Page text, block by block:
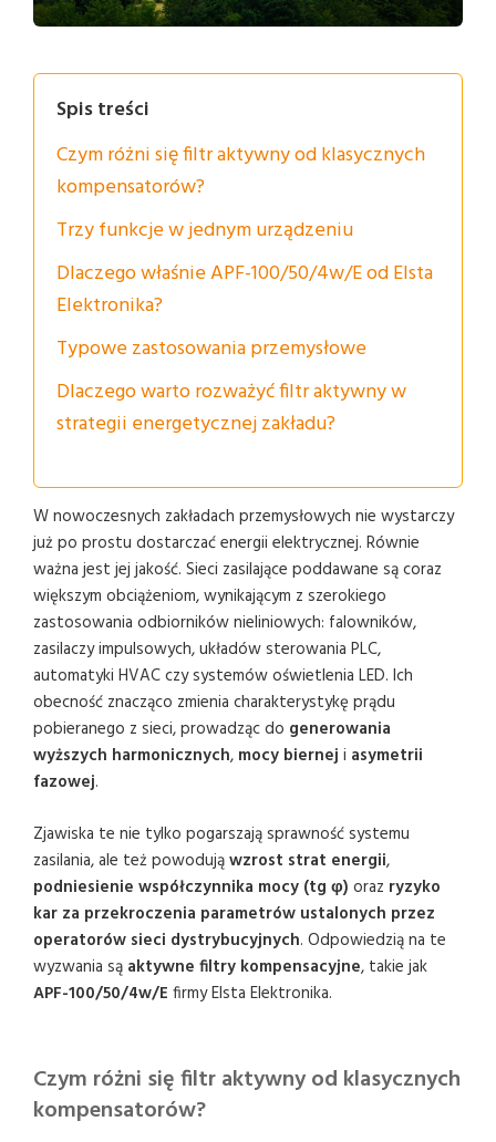
Spis treści
Czym różni się filtr aktywny od klasycznych
kompensatorów?
Trzy funkcje w jednym urządzeniu
Dlaczego właśnie APF-100/50/4w/E od Elsta
Elektronika?
Typowe zastosowania przemysłowe
Dlaczego warto rozważyć filtr aktywny w
strategii energetycznej zakładu?
W nowoczesnych zakładach przemysłowych nie wystarczy
już po prostu dostarczać energii elektrycznej. Równie
ważna jest jej jakość. Sieci zasilające poddawane są coraz
większym obciążeniom, wynikającym z szerokiego
zastosowania odbiorników nieliniowych: falowników,
zasilaczy impulsowych, układów sterowania PLC,
automatyki HVAC czy systemów oświetlenia LED. Ich
obecność znacząco zmienia charakterystykę prądu
pobieranego z sieci, prowadząc do generowania
wyższych harmonicznych, mocy biernej i asymetrii
fazowej.
Zjawiska te nie tylko pogarszają sprawność systemu
zasilania, ale też powodująwzrost strat energii,
podniesienie współczynnika mocy (tg φ) oraz ryzyko
kar za przekroczenia parametrów ustalonych przez
operatorów sieci dystrybucyjnych. Odpowiedzią na te
wyzwania są aktywne filtry kompensacyjne, takie jak
APF-100/50/4w/E firmy Elsta Elektronika.
Czym różni się filtr aktywny od klasycznych
kompensatorów?